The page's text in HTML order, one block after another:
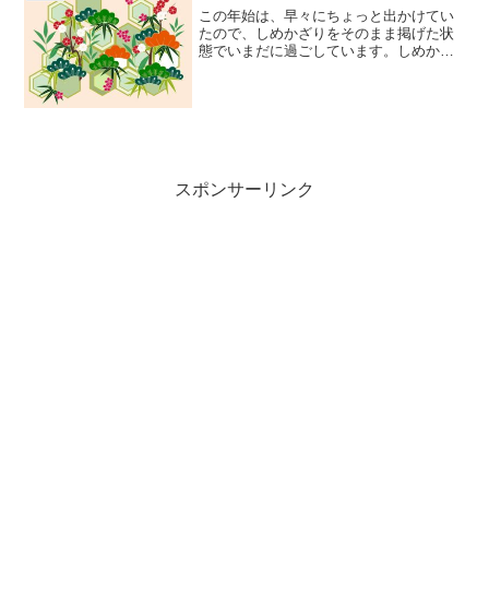
この年始は、早々にちょっと出かけてい
たので、しめかざりをそのまま掲げた状
態でいまだに過ごしています。しめかざ
スポンサーリンク